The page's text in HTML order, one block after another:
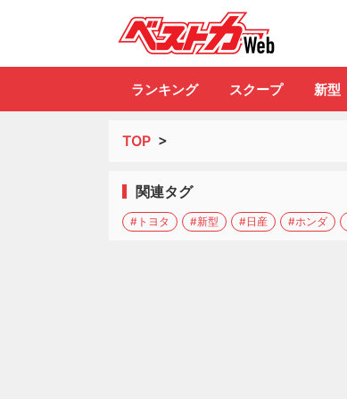
ランキング スクープ 新型
TOP >
関連タグ
#トヨタ #新型 #日産 #ホンダ